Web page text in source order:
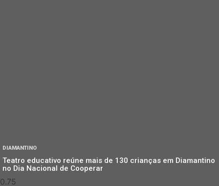
DIAMANTINO
Teatro educativo reúne mais de 130 crianças em Diamantino
no Dia Nacional de Cooperar